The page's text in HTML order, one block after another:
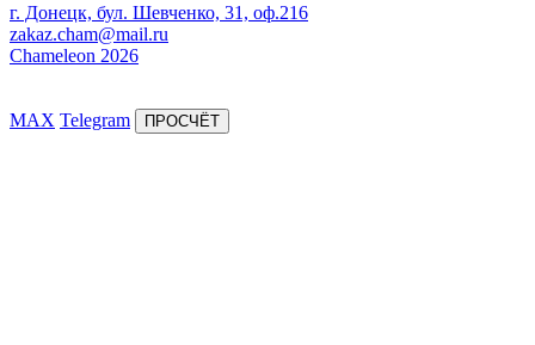
г. Донецк, бул. Шевченко, 31, оф.216
zakaz.cham@mail.ru
Chameleon 2026
MAX Telegram ПРОСЧЁТ